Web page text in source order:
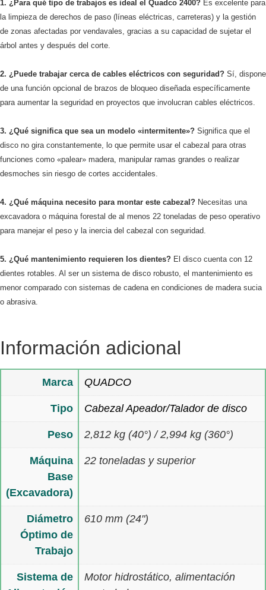
1. ¿Para qué tipo de trabajos es ideal el Quadco 2400? Es excelente para
la limpieza de derechos de paso (líneas eléctricas, carreteras) y la gestión
de zonas afectadas por vendavales, gracias a su capacidad de sujetar el
árbol antes y después del corte.
2. ¿Puede trabajar cerca de cables eléctricos con seguridad? Sí, dispone
de una función opcional de brazos de bloqueo diseñada específicamente
para aumentar la seguridad en proyectos que involucran cables eléctricos.
3. ¿Qué significa que sea un modelo «intermitente»? Significa que el
disco no gira constantemente, lo que permite usar el cabezal para otras
funciones como «palear» madera, manipular ramas grandes o realizar
desmoches sin riesgo de cortes accidentales.
4. ¿Qué máquina necesito para montar este cabezal? Necesitas una
excavadora o máquina forestal de al menos 22 toneladas de peso operativo
para manejar el peso y la inercia del cabezal con seguridad.
5. ¿Qué mantenimiento requieren los dientes? El disco cuenta con 12
dientes rotables. Al ser un sistema de disco robusto, el mantenimiento es
menor comparado con sistemas de cadena en condiciones de madera sucia
o abrasiva.
Información adicional
Marca QUADCO
Tipo Cabezal Apeador/Talador de disco
Peso 2,812 kg (40°) / 2,994 kg (360°)
Máquina
Base
(Excavadora)
22 toneladas y superior
Diámetro
Óptimo de
Trabajo
610 mm (24")
Sistema de
Motor hidrostático, alimentación